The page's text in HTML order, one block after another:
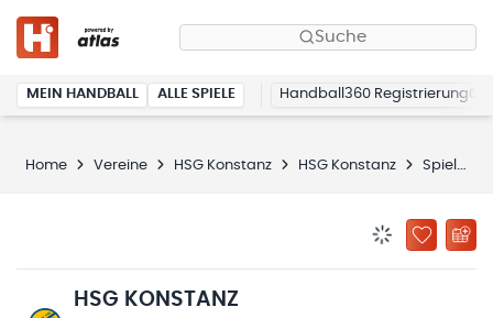
Suche
MEIN HANDBALL ALLE SPIELE Handball360 Registrierung
Home Vereine HSG Konstanz HSG Konstanz Spielplan
ZU
HSG KONSTANZ